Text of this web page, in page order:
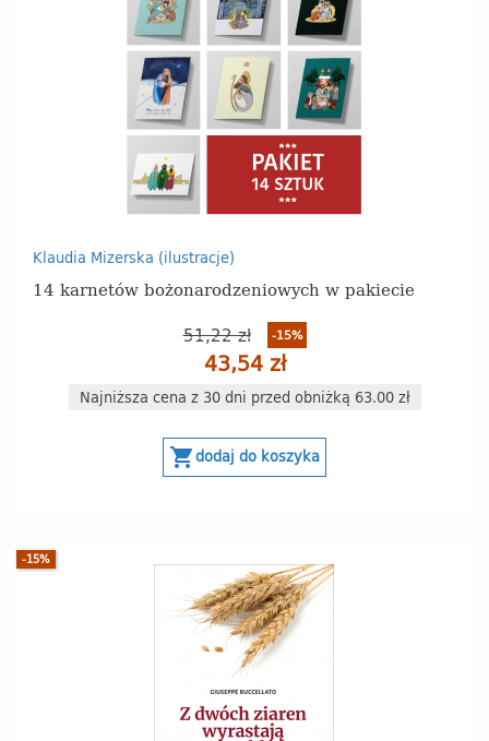
Klaudia Mizerska (ilustracje)
14 karnetów bożonarodzeniowych w pakiecie
51,22 zł -15%
43,54 zł
Najniższa cena z 30 dni przed obniżką 63.00 zł
shopping_cartdodaj do koszyka
-15%